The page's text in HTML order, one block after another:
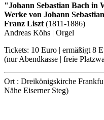
"Johann Sebastian Bach in
Werke von Johann
Franz Liszt (1811-1886)
Andreas Köhs | Orgel
Tickets: 10 Euro | ermäßigt 8
(nur Abendkasse | freie
Ort : Dreikönigskirche
Nähe Eiserner Steg)